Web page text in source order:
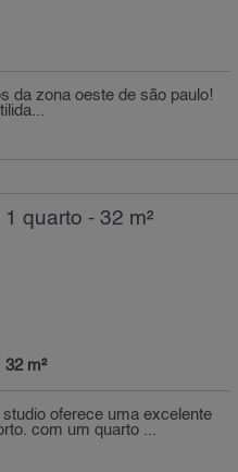
da zona oeste de são paulo!
quarto - 32 m²
32 m²
oferece uma excelente
com um quarto ...